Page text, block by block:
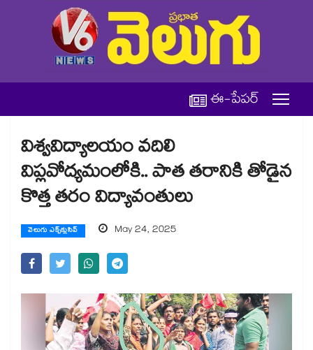
ఈ-పేపర్
విశ్వవిద్యాలయం వదిలి
విప్లవోద్యమంలోకి.. పాత తరానికి తోడైన
కొత్త తరం విద్యావంతులు
వెలుగు ఎక్స్‌క్లుసివ్ May 24, 2025